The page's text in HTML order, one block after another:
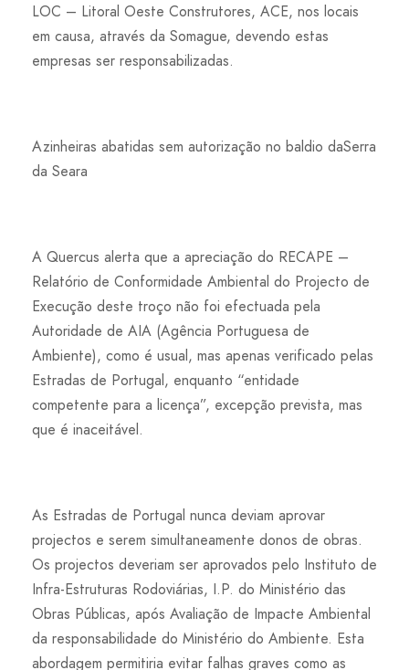
LOC – Litoral Oeste Construtores, ACE, nos locais
em causa, através da Somague, devendo estas
empresas ser responsabilizadas.
Azinheiras abatidas sem autorização no baldio daSerra
da Seara
A Quercus alerta que a apreciação do RECAPE –
Relatório de Conformidade Ambiental do Projecto de
Execução deste troço não foi efectuada pela
Autoridade de AIA (Agência Portuguesa de
Ambiente), como é usual, mas apenas verificado pelas
Estradas de Portugal, enquanto “entidade
competente para a licença”, excepção prevista, mas
que é inaceitável.
As Estradas de Portugal nunca deviam aprovar
projectos e serem simultaneamente donos de obras.
Os projectos deveriam ser aprovados pelo Instituto de
Infra-Estruturas Rodoviárias, I.P. do Ministério das
Obras Públicas, após Avaliação de Impacte Ambiental
da responsabilidade do Ministério do Ambiente. Esta
abordagem permitiria evitar falhas graves como as